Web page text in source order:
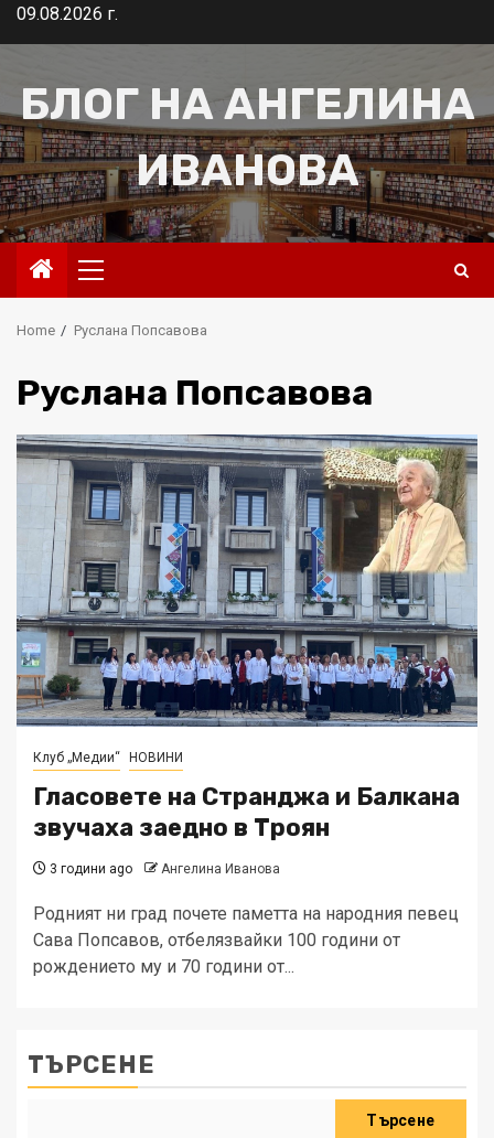
Skip09.08.2026 г.
БЛОГ НА АНГЕЛИНА
ИВАНОВА
Primary
Menu
Home Руслана Попсавова
Руслана Попсавова
Клуб „Медии“ НОВИНИ
Гласовете на Странджа и Балкана
звучаха заедно в Троян
3 години ago Ангелина Иванова
Родният ни град почете паметта на народния певец
Сава Попсавов, отбелязвайки 100 години от
рождението му и 70 години от...
ТЪРСЕНЕ
Търсене